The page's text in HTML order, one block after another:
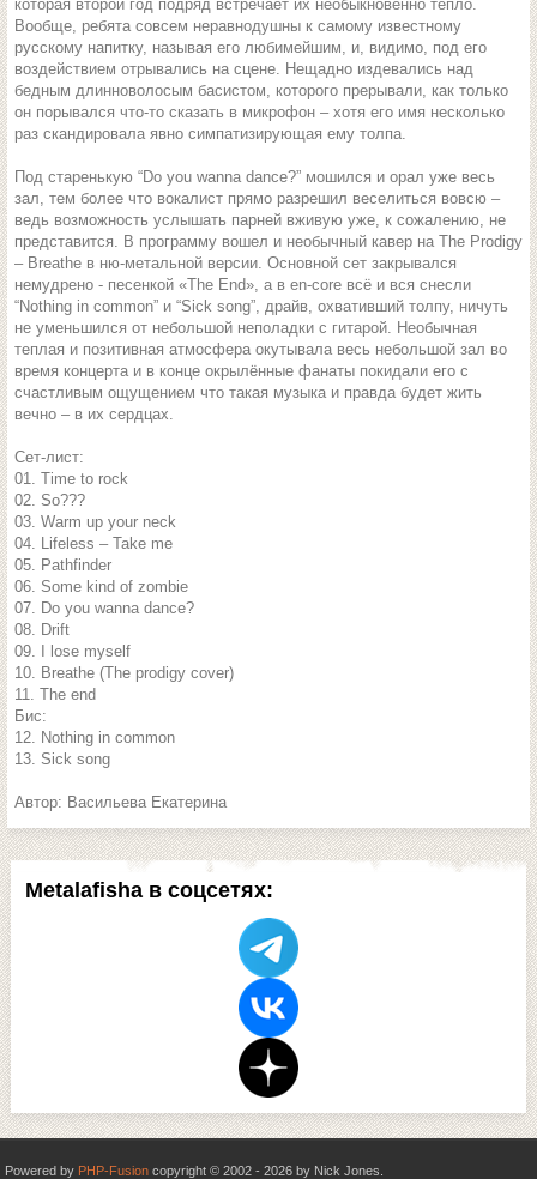
Metalafisha в соцсетях:
которая второй год подряд встречает их необыкновенно тепло.
Вообще, ребята совсем неравнодушны к самому известному
русскому напитку, называя его любимейшим, и, видимо, под его
воздействием отрывались на сцене. Нещадно издевались над
бедным длинноволосым басистом, которого прерывали, как только
он порывался что-то сказать в микрофон – хотя его имя несколько
раз скандировала явно симпатизирующая ему толпа.
Под старенькую “Do you wanna dance?” мошился и орал уже весь
зал, тем более что вокалист прямо разрешил веселиться вовсю –
ведь возможность услышать парней вживую уже, к сожалению, не
представится. В программу вошел и необычный кавер на The Prodigy
– Breathe в ню-метальной версии. Основной сет закрывался
немудрено - песенкой «The End», а в en-core всё и вся снесли
“Nothing in common” и “Sick song”, драйв, охвативший толпу, ничуть
не уменьшился от небольшой неполадки с гитарой. Необычная
теплая и позитивная атмосфера окутывала весь небольшой зал во
время концерта и в конце окрылённые фанаты покидали его с
счастливым ощущением что такая музыка и правда будет жить
вечно – в их сердцах.
Сет-лист:
01. Time to rock
02. So???
03. Warm up your neck
04. Lifeless – Take me
05. Pathfinder
06. Some kind of zombie
07. Do you wanna dance?
08. Drift
09. I lose myself
10. Breathe (The prodigy cover)
11. The end
Бис:
12. Nothing in common
13. Sick song
Автор: Васильева Екатерина
Powered by PHP-Fusion copyright © 2002 - 2026 by Nick Jones.